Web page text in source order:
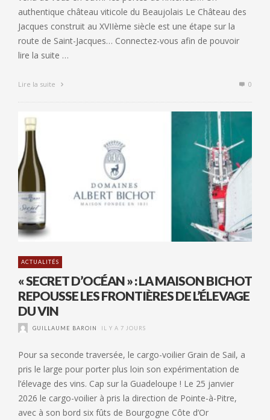
authentique château viticole du Beaujolais Le Château des
Jacques construit au XVIIème siècle est une étape sur la
route de Saint-Jacques… Connectez-vous afin de pouvoir
lire la suite …
Lire la suite 0
ACTUALITÉS
« SECRET D’OCÉAN » : LA MAISON BICHOT
REPOUSSE LES FRONTIÈRES DE L’ÉLEVAGE
DU VIN
GUILLAUME BAROIN IL Y A 7 JOURS
Pour sa seconde traversée, le cargo-voilier Grain de Sail, a
pris le large pour porter plus loin son expérimentation de
l’élevage des vins. Cap sur la Guadeloupe ! Le 25 janvier
2026 le cargo-voilier à pris la direction de Pointe-à-Pitre,
avec à son bord six fûts de Bourgogne Côte d’Or